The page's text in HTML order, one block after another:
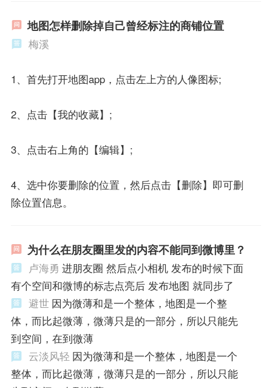
地图怎样删除掉自己曾经标注的商铺位置
梅溪
1、首先打开地图app，点击左上方的人像图标;
2、点击【我的收藏】;
3、点击右上角的【编辑】;
4、选中你要删除的位置，然后点击【删除】即可删
除位置信息。
为什么在朋友圈里发的内容不能同到微博里？
卢海勇 进朋友圈 然后点小相机 发布的时候下面
有个空间和微博的标志点亮后 发布地图 就同步了
避世 因为微薄和是一个整体，地图是一个整
体，而比起微薄，微薄只是的一部分，所以只能先
到空间，在到微薄
云淡风轻 因为微薄和是一个整体，地图是一个
整体，而比起微薄，微薄只是的一部分，所以只能